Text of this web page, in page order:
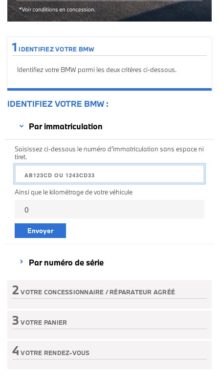
1 IDENTIFIEZ VOTRE BMW
Identifiez votre BMW parmi les deux critères ci-dessous.
IDENTIFIEZ VOTRE BMW
Par immatriculation
Saisissez ci-dessous le numéro d'immatriculation sans espace ni
tiret.
Ainsi que le kilométrage de votre véhicule
Envoyer
Par numéro de série
2 VOTRE CONCESSIONNAIRE / RÉPARATEUR AGRÉÉ
3 VOTRE PANIER
4 VOTRE RENDEZ-VOUS